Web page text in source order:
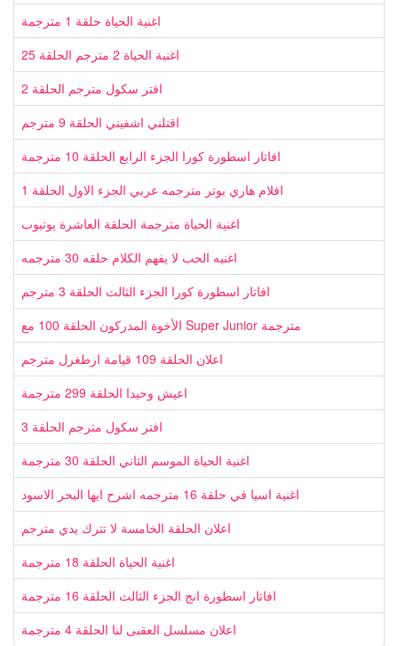
اغنية الحياة حلقة 1 مترجمة
اغنية الحياة 2 مترجم الحلقة 25
افتر سكول مترجم الحلقة 2
اقتلني اشفيني الحلقة 9 مترجم
افاتار اسطورة كورا الجزء الرابع الحلقة 10 مترجمة
افلام هاري بوتر مترجمه عربي الجزء الاول الحلقة 1
اغنية الحياة مترجمة الحلقة العاشرة يوتيوب
اغنيه الحب لا يفهم الكلام حلقه 30 مترجمه
افاتار اسطورة كورا الجزء الثالث الحلقة 3 مترجم
الأخوة المدركون الحلقة 100 مع Super Junior مترجمة
اعلان الحلقة 109 قيامة ارطغرل مترجم
اعيش وحيدا الحلقة 299 مترجمة
افتر سكول مترجم الحلقة 3
اغنية الحياة الموسم الثاني الحلقة 30 مترجمة
اغنية اسيا في حلقة 16 مترجمه اشرح ايها البحر الاسود
اعلان الحلقة الخامسة لا تترك يدي مترجم
اغنية الحياة الحلقة 18 مترجمة
افاتار اسطورة انج الجزء الثالث الحلقة 16 مترجمة
اعلان مسلسل العقبى لنا الحلقة 4 مترجمة